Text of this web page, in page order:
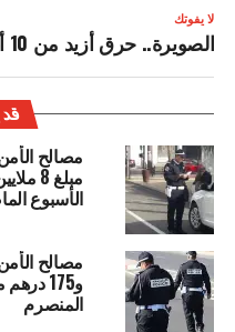
لا يفوتك
الصويرة.. حرق أزيد من 10 أطنان من مخدر الشيرا
الأسبوع
و175
المنصرم